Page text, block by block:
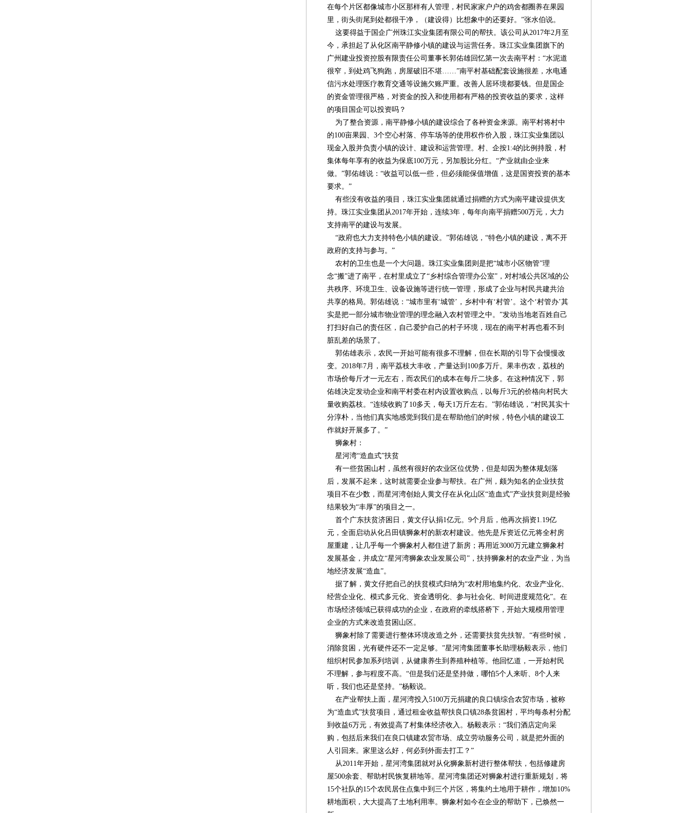
在每个片区都像城市小区那样有人管理，村民家家户户的鸡舍都圈养在果园
里，街头街尾到处都很干净，（建设得）比想象中的还要好。”张水伯说。
这要得益于国企广州珠江实业集团有限公司的帮扶。该公司从2017年2月至
今，承担起了从化区南平静修小镇的建设与运营任务。珠江实业集团旗下的
广州建业投资控股有限责任公司董事长郭佑雄回忆第一次去南平村：“水泥道
很窄，到处鸡飞狗跑，房屋破旧不堪……”南平村基础配套设施很差，水电通
信污水处理医疗教育交通等设施欠账严重。改善人居环境都要钱。但是国企
的资金管理很严格，对资金的投入和使用都有严格的投资收益的要求，这样
的项目国企可以投资吗？
为了整合资源，南平静修小镇的建设综合了各种资金来源。南平村将村中
的100亩果园、3个空心村落、停车场等的使用权作价入股，珠江实业集团以
现金入股并负责小镇的设计、建设和运营管理。村、企按1:4的比例持股，村
集体每年享有的收益为保底100万元，另加股比分红。“产业就由企业来
做。”郭佑雄说：“收益可以低一些，但必须能保值增值，这是国资投资的基本
要求。”
有些没有收益的项目，珠江实业集团就通过捐赠的方式为南平建设提供支
持。珠江实业集团从2017年开始，连续3年，每年向南平捐赠500万元，大力
支持南平的建设与发展。
“政府也大力支持特色小镇的建设。”郭佑雄说，“特色小镇的建设，离不开
政府的支持与参与。”
农村的卫生也是一个大问题。珠江实业集团则是把“城市小区物管”理
念“搬”进了南平，在村里成立了“乡村综合管理办公室”，对村域公共区域的公
共秩序、环境卫生、设备设施等进行统一管理，形成了企业与村民共建共治
共享的格局。郭佑雄说：“城市里有‘城管’，乡村中有‘村管’。这个‘村管办’其
实是把一部分城市物业管理的理念融入农村管理之中。”发动当地老百姓自己
打扫好自己的责任区，自己爱护自己的村子环境，现在的南平村再也看不到
脏乱差的场景了。
郭佑雄表示，农民一开始可能有很多不理解，但在长期的引导下会慢慢改
变。2018年7月，南平荔枝大丰收，产量达到100多万斤。果丰伤农，荔枝的
市场价每斤才一元左右，而农民们的成本在每斤二块多。在这种情况下，郭
佑雄决定发动企业和南平村委在村内设置收购点，以每斤3元的价格向村民大
量收购荔枝。“连续收购了10多天，每天1万斤左右。”郭佑雄说，“村民其实十
分淳朴，当他们真实地感觉到我们是在帮助他们的时候，特色小镇的建设工
作就好开展多了。”
狮象村：
星河湾“造血式”扶贫
有一些贫困山村，虽然有很好的农业区位优势，但是却因为整体规划落
后，发展不起来，这时就需要企业参与帮扶。在广州，颇为知名的企业扶贫
项目不在少数，而星河湾创始人黄文仔在从化山区“造血式”产业扶贫则是经验
结果较为“丰厚”的项目之一。
首个广东扶贫济困日，黄文仔认捐1亿元。9个月后，他再次捐资1.19亿
元，全面启动从化吕田镇狮象村的新农村建设。他先是斥资近亿元将全村房
屋重建，让几乎每一个狮象村人都住进了新房；再用近3000万元建立狮象村
发展基金，并成立“星河湾狮象农业发展公司”，扶持狮象村的农业产业，为当
地经济发展“造血”。
据了解，黄文仔把自己的扶贫模式归纳为“农村用地集约化、农业产业化、
经营企业化、模式多元化、资金透明化、参与社会化、时间进度规范化”。在
市场经济领域已获得成功的企业，在政府的牵线搭桥下，开始大规模用管理
企业的方式来改造贫困山区。
狮象村除了需要进行整体环境改造之外，还需要扶贫先扶智。“有些时候，
消除贫困，光有硬件还不一定足够。”星河湾集团董事长助理杨毅表示，他们
组织村民参加系列培训，从健康养生到养殖种植等。他回忆道，一开始村民
不理解，参与程度不高。“但是我们还是坚持做，哪怕5个人来听、8个人来
听，我们也还是坚持。”杨毅说。
在产业帮扶上面，星河湾投入5100万元捐建的良口镇综合农贸市场，被称
为“造血式”扶贫项目，通过租金收益帮扶良口镇28条贫困村，平均每条村分配
到收益6万元，有效提高了村集体经济收入。杨毅表示：“我们酒店定向采
购，包括后来我们在良口镇建农贸市场、成立劳动服务公司，就是把外面的
人引回来。家里这么好，何必到外面去打工？”
从2011年开始，星河湾集团就对从化狮象新村进行整体帮扶，包括修建房
屋500余套、帮助村民恢复耕地等。星河湾集团还对狮象村进行重新规划，将
15个社队的15个农民居住点集中到三个片区，将集约土地用于耕作，增加10%
耕地面积，大大提高了土地利用率。狮象村如今在企业的帮助下，已焕然一